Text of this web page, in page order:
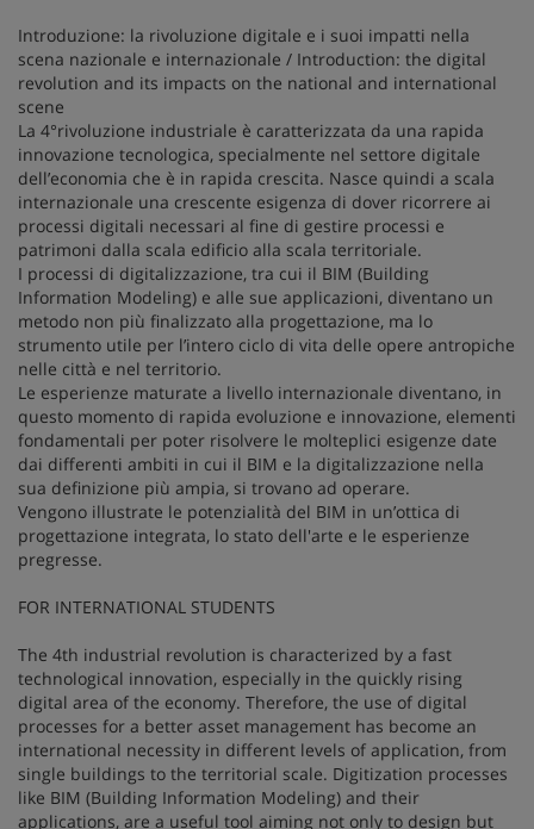
Introduzione: la rivoluzione digitale e i suoi impatti nella
scena nazionale e internazionale / Introduction: the digital
revolution and its impacts on the national and international
scene
La 4°rivoluzione industriale è caratterizzata da una rapida
innovazione tecnologica, specialmente nel settore digitale
dell’economia che è in rapida crescita. Nasce quindi a scala
internazionale una crescente esigenza di dover ricorrere ai
processi digitali necessari al fine di gestire processi e
patrimoni dalla scala edificio alla scala territoriale.
I processi di digitalizzazione, tra cui il BIM (Building
Information Modeling) e alle sue applicazioni, diventano un
metodo non più finalizzato alla progettazione, ma lo
strumento utile per l’intero ciclo di vita delle opere antropiche
nelle città e nel territorio.
Le esperienze maturate a livello internazionale diventano, in
questo momento di rapida evoluzione e innovazione, elementi
fondamentali per poter risolvere le molteplici esigenze date
dai differenti ambiti in cui il BIM e la digitalizzazione nella
sua definizione più ampia, si trovano ad operare.
Vengono illustrate le potenzialità del BIM in un’ottica di
progettazione integrata, lo stato dell'arte e le esperienze
pregresse.
FOR INTERNATIONAL STUDENTS
The 4th industrial revolution is characterized by a fast
technological innovation, especially in the quickly rising
digital area of the economy. Therefore, the use of digital
processes for a better asset management has become an
international necessity in different levels of application, from
single buildings to the territorial scale. Digitization processes
like BIM (Building Information Modeling) and their
applications, are a useful tool aiming not only to design but